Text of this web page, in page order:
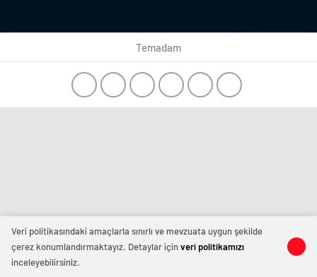
Temadam
Veri politikasındaki amaçlarla sınırlı ve mevzuata uygun şekilde
çerez konumlandırmaktayız. Detaylar içinveri politikamızı
inceleyebilirsiniz.